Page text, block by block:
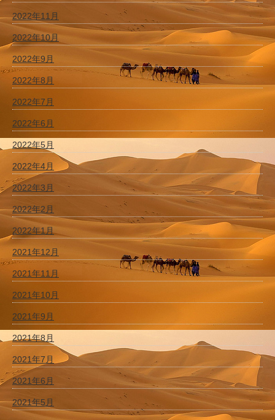
2022年11月
2022年10月
2022年9月
2022年8月
2022年7月
2022年6月
2022年5月
2022年4月
2022年3月
2022年2月
2022年1月
2021年12月
2021年11月
2021年10月
2021年9月
2021年8月
2021年7月
2021年6月
2021年5月